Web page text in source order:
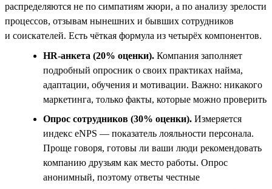
распределяются не по симпатиям жюри, а по анализу зрелости
процессов, отзывам нынешних и бывших сотрудников
и соискателей. Есть чёткая формула из четырёх компонентов.
HR-анкета (20% оценки). Компания заполняет
подробный опросник о своих практиках найма,
адаптации, обучения и мотивации. Важно: никакого
маркетинга, только факты, которые можно проверить
Опрос сотрудников (30% оценки). Измеряется
индекс eNPS — показатель лояльности персонала.
Проще говоря, готовы ли ваши люди рекомендовать
компанию друзьям как место работы. Опрос
анонимный, поэтому ответы честные